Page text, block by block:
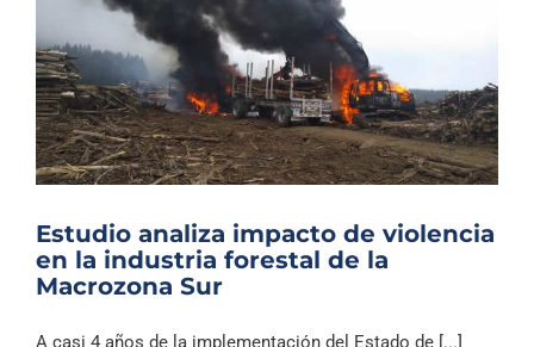
Estudio analiza impacto de violencia
en la industria forestal de la
Macrozona Sur
A casi 4 años de la implementación del Estado de [...]